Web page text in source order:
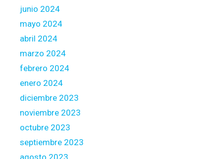
junio 2024
mayo 2024
abril 2024
marzo 2024
febrero 2024
enero 2024
diciembre 2023
noviembre 2023
octubre 2023
septiembre 2023